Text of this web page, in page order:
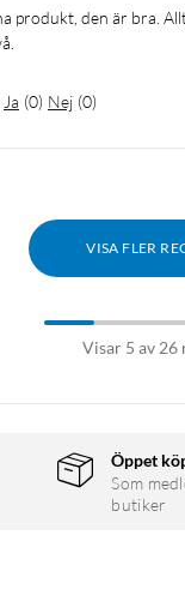
Ja (0) Nej (0)
VISA FLER
Visar 5 av 26
Öppet
Som
butiker